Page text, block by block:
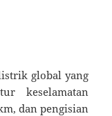
global yang
keselamatan
dan pengisian